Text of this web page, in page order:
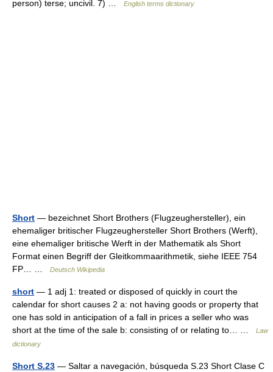
person) terse; uncivil. 7) …
English terms dictionary
Short — bezeichnet Short Brothers (Flugzeughersteller), ein
ehemaliger britischer Flugzeughersteller Short Brothers (Werft),
eine ehemaliger britische Werft in der Mathematik als Short
Format einen Begriff der Gleitkommaarithmetik, siehe IEEE 754
FP… …
Deutsch Wikipedia
short — 1 adj 1: treated or disposed of quickly in court the
calendar for short causes 2 a: not having goods or property that
one has sold in anticipation of a fall in prices a seller who was
short at the time of the sale b: consisting of or relating to… …
Law
dictionary
Short S.23 — Saltar a navegación, búsqueda S.23 Short Clase C